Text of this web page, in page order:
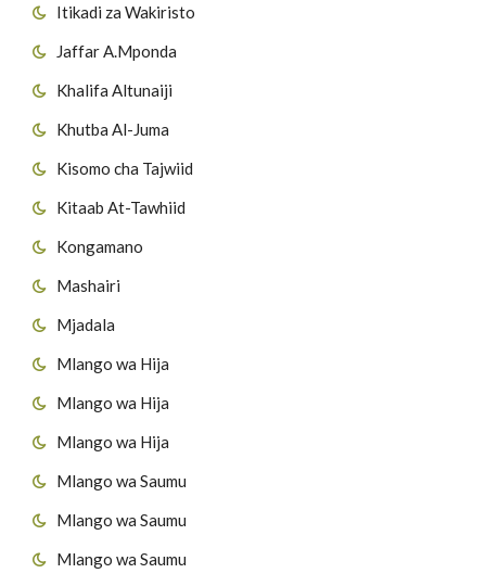
Itikadi za Wakiristo
Jaffar A.Mponda
Khalifa Altunaiji
Khutba Al-Juma
Kisomo cha Tajwiid
Kitaab At-Tawhiid
Kongamano
Mashairi
Mjadala
Mlango wa Hija
Mlango wa Hija
Mlango wa Hija
Mlango wa Saumu
Mlango wa Saumu
Mlango wa Saumu